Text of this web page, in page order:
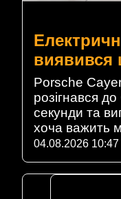
виявився
Porsche
розігнався
секунди та
хоча важить
04.08.2026 10:47